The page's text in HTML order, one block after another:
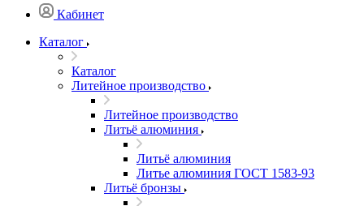
Кабинет
Каталог
Каталог
Литейное производство
Литейное производство
Литьё алюминия
Литьё алюминия
Литье алюминия ГОСТ 1583-93
Литьё бронзы